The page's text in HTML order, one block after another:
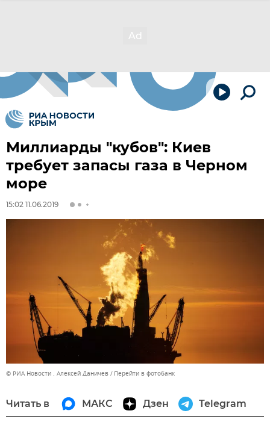
Миллиарды "кубов": Киев
требует запасы газа в Черном
море
15:02 11.06.2019
© РИА Новости . Алексей Даничев Перейти в фотобанк
Читать в МАКС Дзен Telegram